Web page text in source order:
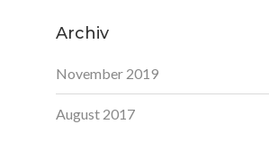
Archiv
November 2019
August 2017